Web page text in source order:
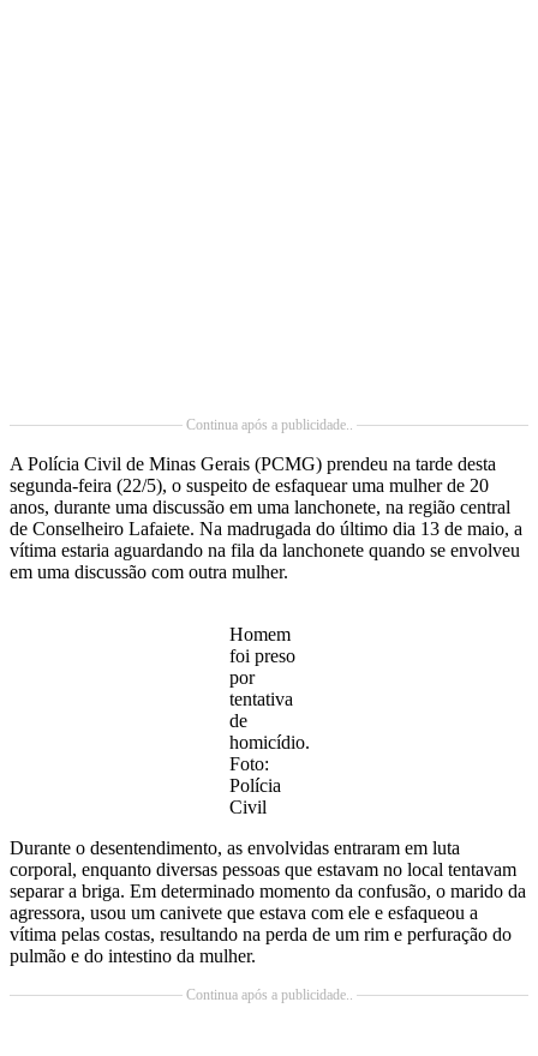
Continua após a publicidade..
A Polícia Civil de Minas Gerais (PCMG) prendeu na tarde desta
segunda-feira (22/5), o suspeito de esfaquear uma mulher de 20
anos, durante uma discussão em uma lanchonete, na região central
de Conselheiro Lafaiete. Na madrugada do último dia 13 de maio, a
vítima estaria aguardando na fila da lanchonete quando se envolveu
em uma discussão com outra mulher.
Homem
foi preso
por
tentativa
de
homicídio.
Foto:
Polícia
Civil
Durante o desentendimento, as envolvidas entraram em luta
corporal, enquanto diversas pessoas que estavam no local tentavam
separar a briga. Em determinado momento da confusão, o marido da
agressora, usou um canivete que estava com ele e esfaqueou a
vítima pelas costas, resultando na perda de um rim e perfuração do
pulmão e do intestino da mulher.
Continua após a publicidade..